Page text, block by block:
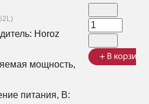
)
Horoz
мощность,
питания, В: